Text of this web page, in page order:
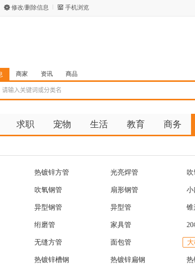
修改/删除信息 手机浏览
商家 资讯 商品
求职 宠物 生活 教育 商务
热镀锌方管 光亮焊管 吹
吹氧钢管 扇形钢管 小
异型钢管 异型管 锥
绗磨管 家具管
无缝方管 面包管
热镀锌槽钢 热镀锌扁钢 热